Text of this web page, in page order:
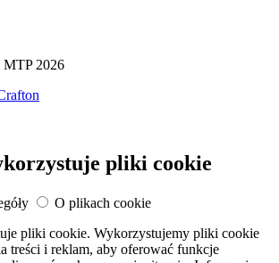
2026
pliki cookie
O plikach cookie
pliki cookie. Wykorzystujemy pliki cookie
treści i reklam, aby oferować funkcje